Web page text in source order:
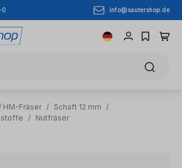
0 info@sautershop.de
HM-Fräser / Schaft 12 mm
/
/ Nutfräser